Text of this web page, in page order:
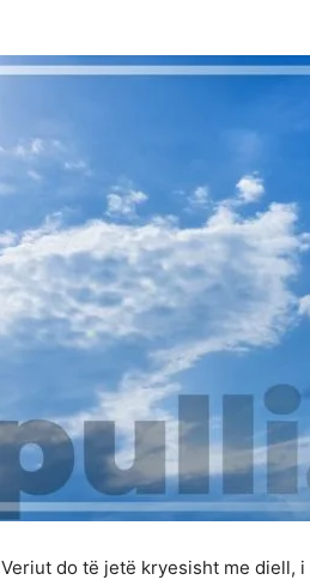
do të jetë kryesisht me diell,